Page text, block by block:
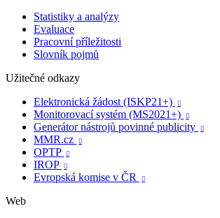
Statistiky a analýzy
Evaluace
Pracovní příležitosti
Slovník pojmů
Užitečné odkazy
Elektronická žádost (ISKP21+)

Monitorovací systém (MS2021+) 
Generátor nástrojů povinné publicity 
MMR.cz 
OPTP 
IROP 
Evropská komise v ČR 
Web